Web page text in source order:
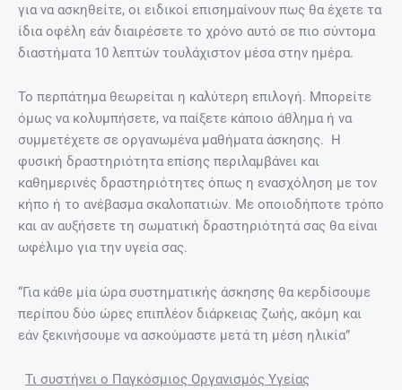
για να ασκηθείτε, οι ειδικοί επισημαίνουν πως θα έχετε τα
ίδια οφέλη εάν διαιρέσετε το χρόνο αυτό σε πιο σύντομα
διαστήματα 10 λεπτών τουλάχιστον μέσα στην ημέρα.
Το περπάτημα θεωρείται η καλύτερη επιλογή. Μπορείτε
όμως να κολυμπήσετε, να παίξετε κάποιο άθλημα ή να
συμμετέχετε σε οργανωμένα μαθήματα άσκησης. Η
φυσική δραστηριότητα επίσης περιλαμβάνει και
καθημερινές δραστηριότητες όπως η ενασχόληση με τον
κήπο ή το ανέβασμα σκαλοπατιών. Με οποιοδήποτε τρόπο
και αν αυξήσετε τη σωματική δραστηριότητά σας θα είναι
ωφέλιμο για την υγεία σας.
“Για κάθε μία ώρα συστηματικής άσκησης θα κερδίσουμε
περίπου δύο ώρες επιπλέον διάρκειας ζωής, ακόμη και
εάν ξεκινήσουμε να ασκούμαστε μετά τη μέση ηλικία”
Τι συστήνει ο Παγκόσμιος Οργανισμός Υγείας